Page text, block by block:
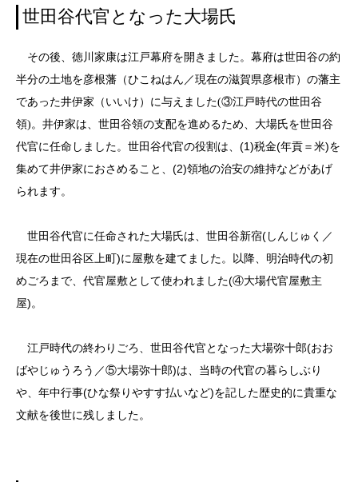
世田谷代官となった大場氏
その後、徳川家康は江戸幕府を開きました。幕府は世田谷の約
半分の土地を彦根藩（ひこねはん／現在の滋賀県彦根市）の藩主
であった井伊家（いいけ）に与えました(③江戸時代の世田谷
領)。井伊家は、世田谷領の支配を進めるため、大場氏を世田谷
代官に任命しました。世田谷代官の役割は、(1)税金(年貢＝米)を
集めて井伊家におさめること、(2)領地の治安の維持などがあげ
られます。
世田谷代官に任命された大場氏は、世田谷新宿(しんじゅく／
現在の世田谷区上町)に屋敷を建てました。以降、明治時代の初
めごろまで、代官屋敷として使われました(④大場代官屋敷主
屋)。
江戸時代の終わりごろ、世田谷代官となった大場弥十郎(おお
ばやじゅうろう／⑤大場弥十郎)は、当時の代官の暮らしぶり
や、年中行事(ひな祭りやすす払いなど)を記した歴史的に貴重な
文献を後世に残しました。